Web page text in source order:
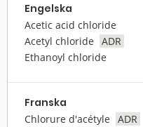
Engelska
Acetic acid chloride
Acetyl chloride
ADR
Ethanoyl chloride
Franska
Chlorure d'acétyle
ADR